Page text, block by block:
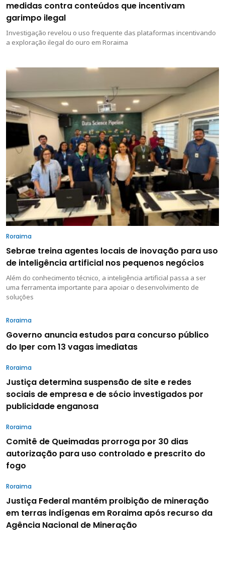
medidas contra conteúdos que incentivam
garimpo ilegal
Investigação revelou o uso frequente das plataformas incentivando
a exploração ilegal do ouro em Roraima
Roraima
Sebrae treina agentes locais de inovação para uso
de inteligência artificial nos pequenos negócios
Além do conhecimento técnico, a inteligência artificial passa a ser
uma ferramenta importante para apoiar o desenvolvimento de
soluções
Roraima
Governo anuncia estudos para concurso público
do Iper com 13 vagas imediatas
Roraima
Justiça determina suspensão de site e redes
sociais de empresa e de sócio investigados por
publicidade enganosa
Roraima
Comitê de Queimadas prorroga por 30 dias
autorização para uso controlado e prescrito do
fogo
Roraima
Justiça Federal mantém proibição de mineração
em terras indígenas em Roraima após recurso da
Agência Nacional de Mineração